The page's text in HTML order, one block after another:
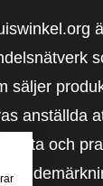
säljer
anställda
och